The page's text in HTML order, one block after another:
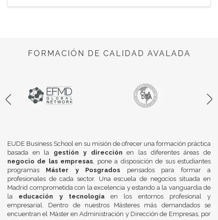
FORMACIÓN DE CALIDAD AVALADA
EUDE Business School en su misión de ofrecer una formación práctica
basada en la gestión y dirección en las diferentes áreas de
negocio de las empresas, pone a disposición de sus estudiantes
programas Máster y Posgrados pensados para formar a
profesionales de cada sector. Una escuela de negocios situada en
Madrid comprometida con la excelencia y estando a la vanguardia de
la educación y tecnologíaen los entornos profesional y
empresarial. Dentro de nuestros Másteres más demandados se
encuentran el Máster en Administración y Dirección de Empresas, por